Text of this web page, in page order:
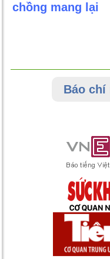
chồng mang lại
Báo chí